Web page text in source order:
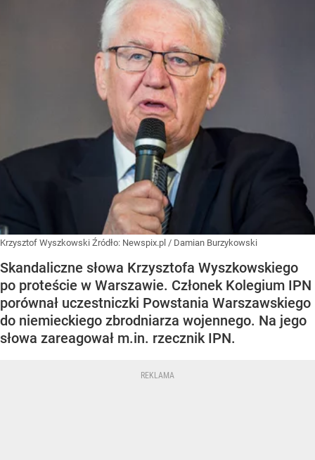
Krzysztof Wyszkowski Źródło: Newspix.pl / Damian Burzykowski
Skandaliczne słowa Krzysztofa Wyszkowskiego
po proteście w Warszawie. Członek Kolegium IPN
porównał uczestniczki Powstania Warszawskiego
do niemieckiego zbrodniarza wojennego. Na jego
słowa zareagował m.in. rzecznik IPN.